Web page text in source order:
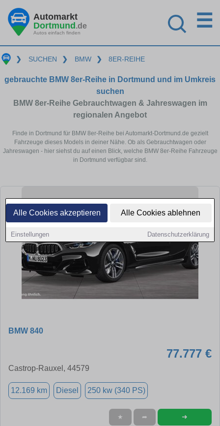
Alle Cookies akzeptieren Alle Cookies ablehnen
Einstellungen Datenschutzerklärung
Automarkt
Dortmund.de
Autos einfach finden
☰
❯ SUCHEN ❯ BMW ❯ 8ER-REIHE
gebrauchte BMW 8er-Reihe in Dortmund und im Umkreis
suchen
BMW 8er-Reihe Gebrauchtwagen & Jahreswagen im
regionalen Angebot
Finde in Dortmund für BMW 8er-Reihe bei Automarkt-Dortmund.de gezielt
Fahrzeuge dieses Models in deiner Nähe. Ob als Gebrauchtwagen oder
Jahreswagen - hier siehst du auf einen Blick, welche BMW 8er-Reihe Fahrzeuge
in Dortmund verfügbar sind.
BMW 840
77.777 €
Castrop-Rauxel, 44579
12.169 km Diesel 250 kw (340 PS)
★ ➦ ➜